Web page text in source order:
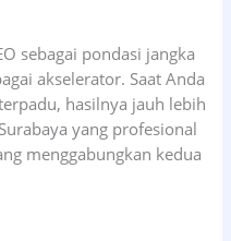
sebagai pondasi jangka
akselerator. Saat Anda
hasilnya jauh lebih
yang profesional
menggabungkan kedua